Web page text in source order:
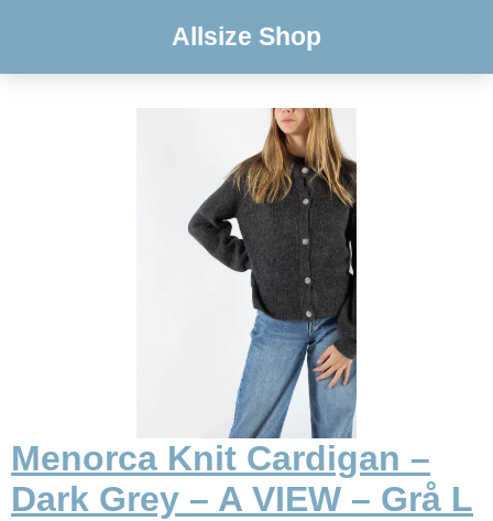
Allsize Shop
Menorca Knit Cardigan –
Dark Grey – A VIEW – Grå L